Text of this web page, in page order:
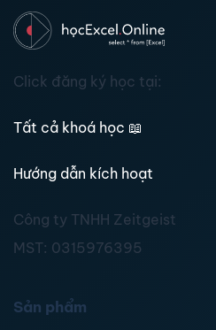
Click đăng ký học tại:
Tất cả khoá học 📖
Hướng dẫn kích hoạt
Công ty TNHH Zeitgeist
MST: 0315976395
Sản phẩm